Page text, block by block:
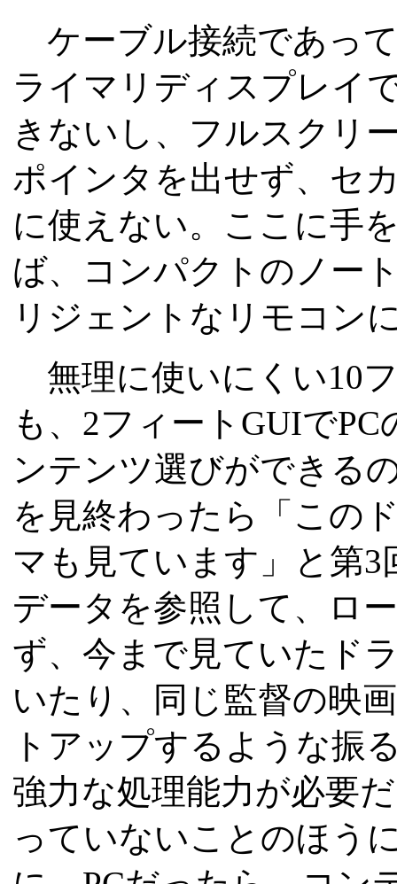
ケーブル接続であって
ライマリディスプレイ
きないし、フルスクリ
ポインタを出せず、セ
に使えない。ここに手
ば、コンパクトのノー
リジェントなリモコン
無理に使いにくい10
も、2フィートGUIで
ンテンツ選びができる
を見終わったら「この
マも見ています」と第
データを参照して、ロ
ず、今まで見ていたド
いたり、同じ監督の映
トアップするような振
強力な処理能力が必要
っていないことのほう